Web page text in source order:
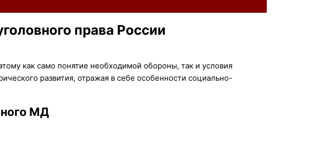
права России
как само понятие необходимой обороны, так и условия
развития, отражая в себе особенности социально-
МД